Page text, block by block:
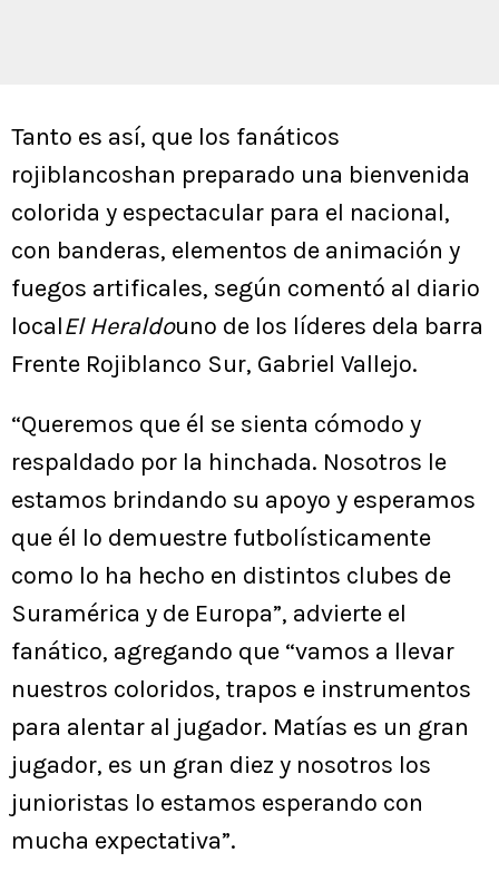
Tanto es así, que los fanáticos
rojiblancoshan preparado una bienvenida
colorida y espectacular para el nacional,
con banderas, elementos de animación y
fuegos artificales, según comentó al diario
localEl Heraldouno de los líderes dela barra
Frente Rojiblanco Sur, Gabriel Vallejo.
“Queremos que él se sienta cómodo y
respaldado por la hinchada. Nosotros le
estamos brindando su apoyo y esperamos
que él lo demuestre futbolísticamente
como lo ha hecho en distintos clubes de
Suramérica y de Europa”, advierte el
fanático, agregando que “vamos a llevar
nuestros coloridos, trapos e instrumentos
para alentar al jugador. Matías es un gran
jugador, es un gran diez y nosotros los
junioristas lo estamos esperando con
mucha expectativa”.